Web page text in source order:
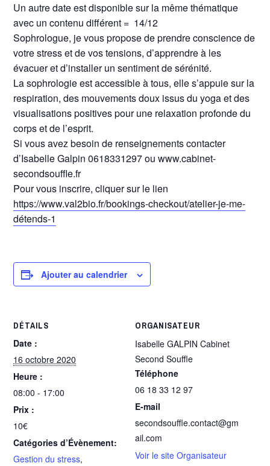
Un autre date est disponible sur la même thématique
avec un contenu différent = 14/12
Sophrologue, je vous propose de prendre conscience de
votre stress et de vos tensions, d’apprendre à les
évacuer et d’installer un sentiment de sérénité.
La sophrologie est accessible à tous, elle s’appuie sur la
respiration, des mouvements doux issus du yoga et des
visualisations positives pour une relaxation profonde du
corps et de l’esprit.
Si vous avez besoin de renseignements contacter
d’Isabelle Galpin 0618331297 ou www.cabinet-
secondsouffle.fr
Pour vous inscrire, cliquer sur le lien
https://www.val2bio.fr/bookings-checkout/atelier-je-me-
détends-1
Ajouter au calendrier
DÉTAILS
Date :
16 octobre 2020
Heure :
08:00 - 17:00
Prix :
10€
Catégories d’Évènement:
Gestion du stress,
ORGANISATEUR
Isabelle GALPIN Cabinet
Second Souffle
Téléphone
06 18 33 12 97
E-mail
secondsouffle.contact@gm
ail.com
Voir le site Organisateur